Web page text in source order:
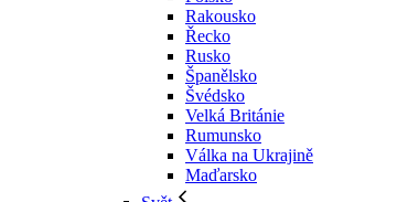
Rakousko
Řecko
Rusko
Španělsko
Švédsko
Velká Británie
Rumunsko
Válka na Ukrajině
Maďarsko